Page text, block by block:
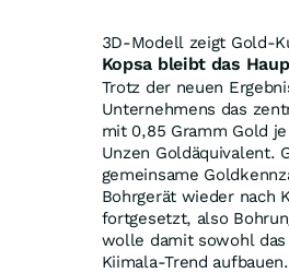
3D-Modell zeigt Gold-
Kopsa bleibt das
Trotz der neuen
Unternehmens das
mit 0,85 Gramm Gold
Unzen Goldäquivalent.
gemeinsame
Bohrgerät wieder nach
fortgesetzt, also
wolle damit sowohl das
Kiimala-Trend aufbauen.